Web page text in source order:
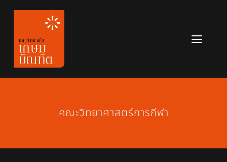
Skip
content
หลักสูตร
คณะวิทยาศาสตร์การกีฬา